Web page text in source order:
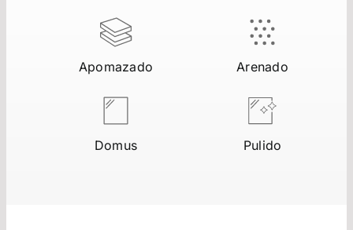
Apomazado Arenado
Domus Pulido